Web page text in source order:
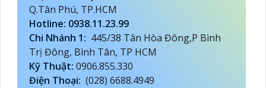
Q.Tân Phú, TP.HCM
Hotline: 0938.11.23.99
Chi Nhánh 1: 445/38 Tân Hòa Đông,P Bình
Trị Đông, Bình Tân, TP HCM
Kỹ Thuật: 0906.855.330
Điện Thoại: (028) 6688.4949